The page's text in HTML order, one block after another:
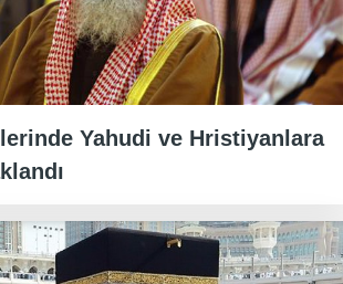
Yahudi ve Hristiyanlara